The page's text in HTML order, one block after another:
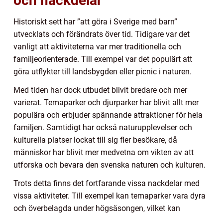
Historiskt sett har ”att göra i Sverige med barn”
utvecklats och förändrats över tid. Tidigare var det
vanligt att aktiviteterna var mer traditionella och
familjeorienterade. Till exempel var det populärt att
göra utflykter till landsbygden eller picnic i naturen.
Med tiden har dock utbudet blivit bredare och mer
varierat. Temaparker och djurparker har blivit allt mer
populära och erbjuder spännande attraktioner för hela
familjen. Samtidigt har också naturupplevelser och
kulturella platser lockat till sig fler besökare, då
människor har blivit mer medvetna om vikten av att
utforska och bevara den svenska naturen och kulturen.
Trots detta finns det fortfarande vissa nackdelar med
vissa aktiviteter. Till exempel kan temaparker vara dyra
och överbelagda under högsäsongen, vilket kan